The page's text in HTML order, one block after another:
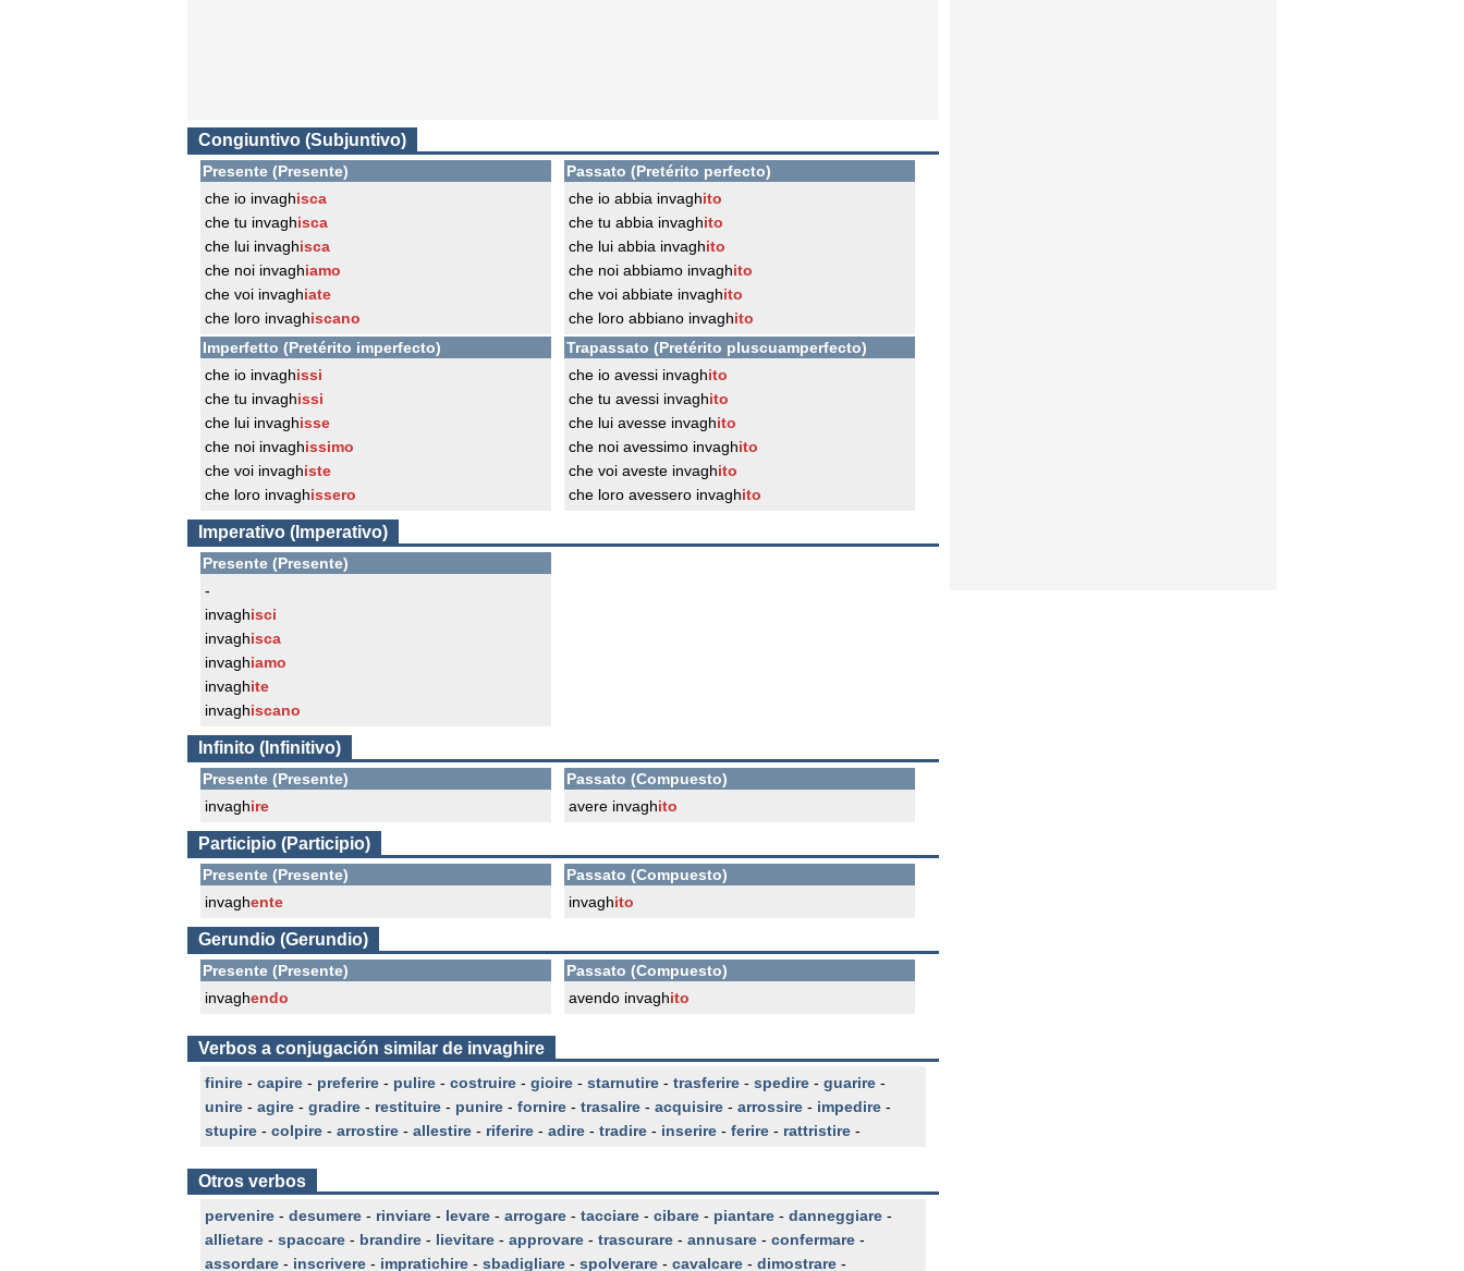
Congiuntivo (Subjuntivo)
Presente (Presente)
che io invaghisca
che tu invaghisca
che lui invaghisca
che noi invaghiamo
che voi invaghiate
che loro invaghiscano
Passato (Pretérito perfecto)
che io abbia invaghito
che tu abbia invaghito
che lui abbia invaghito
che noi abbiamo invaghito
che voi abbiate invaghito
che loro abbiano invaghito
Imperfetto (Pretérito imperfecto)
che io invaghissi
che tu invaghissi
che lui invaghisse
che noi invaghissimo
che voi invaghiste
che loro invaghissero
Trapassato (Pretérito pluscuamperfecto)
che io avessi invaghito
che tu avessi invaghito
che lui avesse invaghito
che noi avessimo invaghito
che voi aveste invaghito
che loro avessero invaghito
Imperativo (Imperativo)
Presente (Presente)
-
invaghisci
invaghisca
invaghiamo
invaghite
invaghiscano
Infinito (Infinitivo)
Presente (Presente)
invaghire
Passato (Compuesto)
avere invaghito
Participio (Participio)
Presente (Presente)
invaghente
Passato (Compuesto)
invaghito
Gerundio (Gerundio)
Presente (Presente)
invaghendo
Passato (Compuesto)
avendo invaghito
Verbos a conjugación similar de invaghire
finire - capire - preferire - pulire - costruire - gioire - starnutire - trasferire - spedire - guarire -
unire - agire - gradire - restituire - punire - fornire - trasalire - acquisire - arrossire - impedire -
stupire - colpire - arrostire - allestire - riferire - adire - tradire - inserire - ferire - rattristire -
Otros verbos
pervenire - desumere - rinviare - levare - arrogare - tacciare - cibare - piantare - danneggiare -
allietare - spaccare - brandire - lievitare - approvare - trascurare - annusare - confermare -
assordare - inscrivere - impratichire - sbadigliare - spolverare - cavalcare - dimostrare -